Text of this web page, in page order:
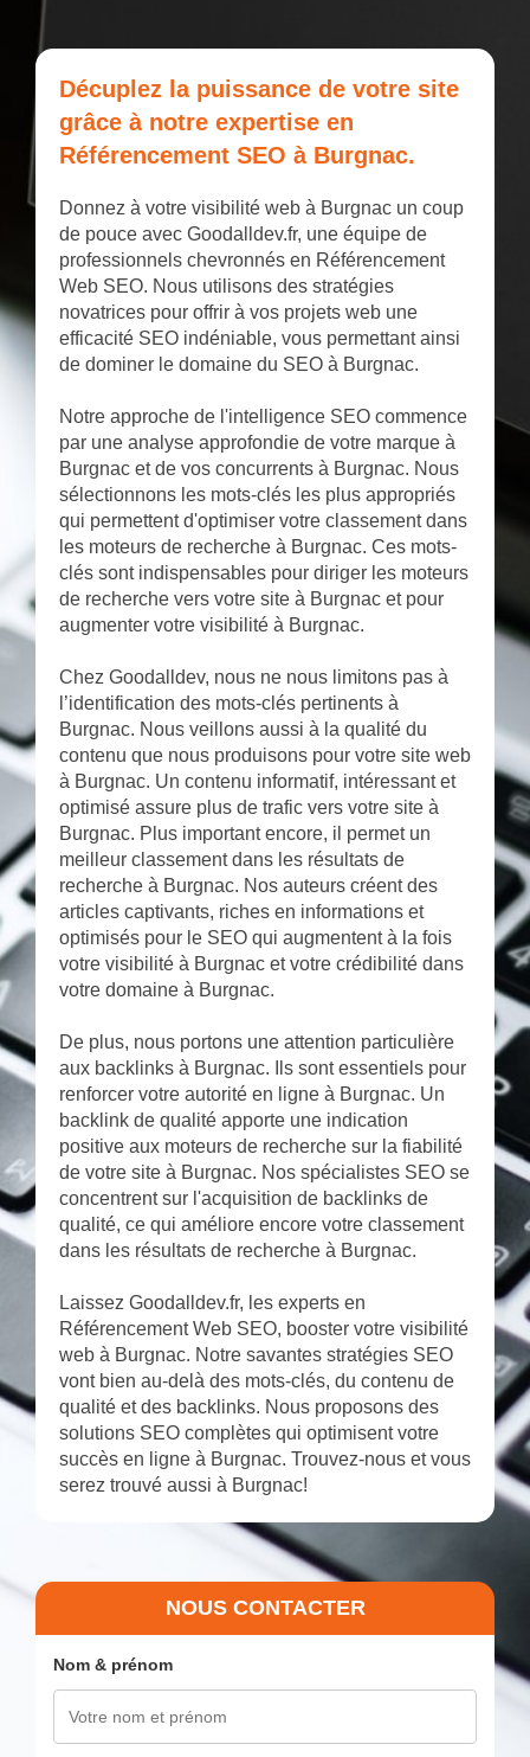
Décuplez la puissance de votre site
grâce à notre expertise en
Référencement SEO à Burgnac.
Donnez à votre visibilité web à Burgnac un coup
de pouce avec Goodalldev.fr, une équipe de
professionnels chevronnés en Référencement
Web SEO. Nous utilisons des stratégies
novatrices pour offrir à vos projets web une
efficacité SEO indéniable, vous permettant ainsi
de dominer le domaine du SEO à Burgnac.
Notre approche de l'intelligence SEO commence
par une analyse approfondie de votre marque à
Burgnac et de vos concurrents à Burgnac. Nous
sélectionnons les mots-clés les plus appropriés
qui permettent d'optimiser votre classement dans
les moteurs de recherche à Burgnac. Ces mots-
clés sont indispensables pour diriger les moteurs
de recherche vers votre site à Burgnac et pour
augmenter votre visibilité à Burgnac.
Chez Goodalldev, nous ne nous limitons pas à
l’identification des mots-clés pertinents à
Burgnac. Nous veillons aussi à la qualité du
contenu que nous produisons pour votre site web
à Burgnac. Un contenu informatif, intéressant et
optimisé assure plus de trafic vers votre site à
Burgnac. Plus important encore, il permet un
meilleur classement dans les résultats de
recherche à Burgnac. Nos auteurs créent des
articles captivants, riches en informations et
optimisés pour le SEO qui augmentent à la fois
votre visibilité à Burgnac et votre crédibilité dans
votre domaine à Burgnac.
De plus, nous portons une attention particulière
aux backlinks à Burgnac. Ils sont essentiels pour
renforcer votre autorité en ligne à Burgnac. Un
backlink de qualité apporte une indication
positive aux moteurs de recherche sur la fiabilité
de votre site à Burgnac. Nos spécialistes SEO se
concentrent sur l'acquisition de backlinks de
qualité, ce qui améliore encore votre classement
dans les résultats de recherche à Burgnac.
Laissez Goodalldev.fr, les experts en
Référencement Web SEO, booster votre visibilité
web à Burgnac. Notre savantes stratégies SEO
vont bien au-delà des mots-clés, du contenu de
qualité et des backlinks. Nous proposons des
solutions SEO complètes qui optimisent votre
succès en ligne à Burgnac. Trouvez-nous et vous
serez trouvé aussi à Burgnac!
NOUS CONTACTER
Nom & prénom